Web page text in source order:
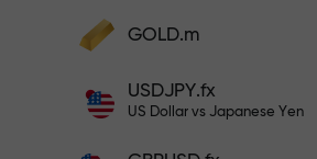
Hisobni to‘ldiring va
emas. Depozit
multiplikator
Hisobingizni $333
Risksiz
GOLD.m
USDJPY.fx
US Dollar vs Japanese Yen